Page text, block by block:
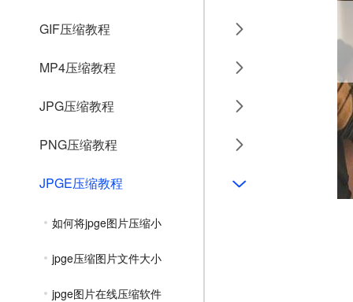
GIF压缩教程
MP4压缩教程
JPG压缩教程
PNG压缩教程
JPGE压缩教程
如何将jpge图片压缩小
jpge压缩图片文件大小
jpge图片在线压缩软件